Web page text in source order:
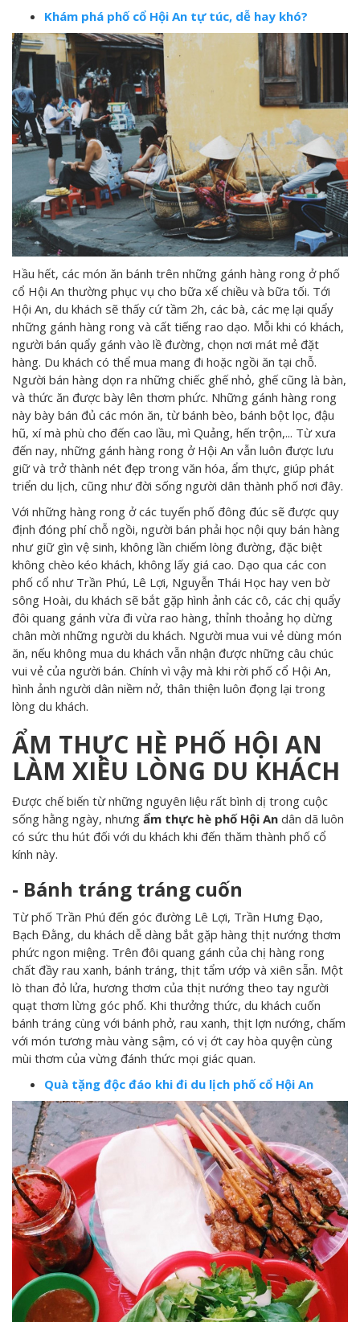
Khám phá phố cổ Hội An tự túc, dễ hay khó?
Hầu hết, các món ăn bánh trên những gánh hàng rong ở phố
cổ Hội An thường phục vụ cho bữa xế chiều và bữa tối. Tới
Hội An, du khách sẽ thấy cứ tầm 2h, các bà, các mẹ lại quẩy
những gánh hàng rong và cất tiếng rao dạo. Mỗi khi có khách,
người bán quẩy gánh vào lề đường, chọn nơi mát mẻ đặt
hàng. Du khách có thể mua mang đi hoặc ngồi ăn tại chỗ.
Người bán hàng dọn ra những chiếc ghế nhỏ, ghế cũng là bàn,
và thức ăn được bày lên thơm phức. Những gánh hàng rong
này bày bán đủ các món ăn, từ bánh bèo, bánh bột lọc, đậu
hũ, xí mà phù cho đến cao lầu, mì Quảng, hến trộn,... Từ xưa
đến nay, những gánh hàng rong ở Hội An vẫn luôn được lưu
giữ và trở thành nét đẹp trong văn hóa, ẩm thực, giúp phát
triển du lịch, cũng như đời sống người dân thành phố nơi đây.
Với những hàng rong ở các tuyến phố đông đúc sẽ được quy
định đóng phí chỗ ngồi, người bán phải học nội quy bán hàng
như giữ gìn vệ sinh, không lần chiếm lòng đường, đặc biệt
không chèo kéo khách, không lấy giá cao. Dạo qua các con
phố cổ như Trần Phú, Lê Lợi, Nguyễn Thái Học hay ven bờ
sông Hoài, du khách sẽ bắt gặp hình ảnh các cô, các chị quẩy
đôi quang gánh vừa đi vừa rao hàng, thỉnh thoảng họ dừng
chân mời những người du khách. Người mua vui vẻ dùng món
ăn, nếu không mua du khách vẫn nhận được những câu chúc
vui vẻ của người bán. Chính vì vậy mà khi rời phố cổ Hội An,
hình ảnh người dân niềm nở, thân thiện luôn đọng lại trong
lòng du khách.
ẨM THỰC HÈ PHỐ HỘI AN
LÀM XIÊU LÒNG DU KHÁCH
Được chế biến từ những nguyên liệu rất bình dị trong cuộc
sống hằng ngày, nhưng ẩm thực hè phố Hội An dân dã luôn
có sức thu hút đối với du khách khi đến thăm thành phố cổ
kính này.
- Bánh tráng tráng cuốn
Từ phố Trần Phú đến góc đường Lê Lợi, Trần Hưng Đạo,
Bạch Đằng, du khách dễ dàng bắt gặp hàng thịt nướng thơm
phức ngon miệng. Trên đôi quang gánh của chị hàng rong
chất đầy rau xanh, bánh tráng, thịt tẩm ướp và xiên sẵn. Một
lò than đỏ lửa, hương thơm của thịt nướng theo tay người
quạt thơm lừng góc phố. Khi thưởng thức, du khách cuốn
bánh tráng cùng với bánh phở, rau xanh, thịt lợn nướng, chấm
với món tương màu vàng sậm, có vị ớt cay hòa quyện cùng
mùi thơm của vừng đánh thức mọi giác quan.
Quà tặng độc đáo khi đi du lịch phố cổ Hội An